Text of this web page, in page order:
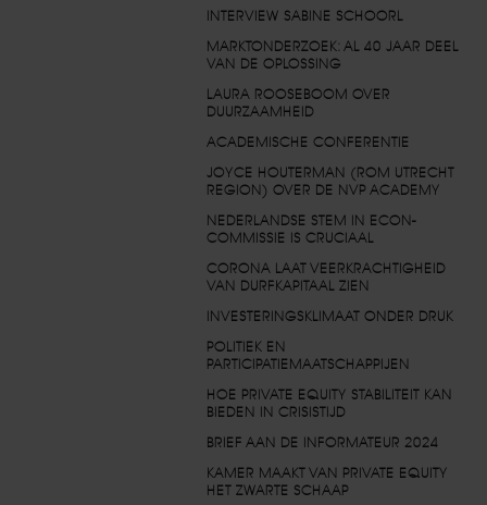
INTERVIEW SABINE SCHOORL
MARKTONDERZOEK: AL 40 JAAR DEEL
VAN DE OPLOSSING
LAURA ROOSEBOOM OVER
DUURZAAMHEID
ACADEMISCHE CONFERENTIE
JOYCE HOUTERMAN (ROM UTRECHT
REGION) OVER DE NVP ACADEMY
NEDERLANDSE STEM IN ECON-
COMMISSIE IS CRUCIAAL
CORONA LAAT VEERKRACHTIGHEID
VAN DURFKAPITAAL ZIEN
INVESTERINGSKLIMAAT ONDER DRUK
POLITIEK EN
PARTICIPATIEMAATSCHAPPIJEN
HOE PRIVATE EQUITY STABILITEIT KAN
BIEDEN IN CRISISTIJD
BRIEF AAN DE INFORMATEUR 2024
KAMER MAAKT VAN PRIVATE EQUITY
HET ZWARTE SCHAAP